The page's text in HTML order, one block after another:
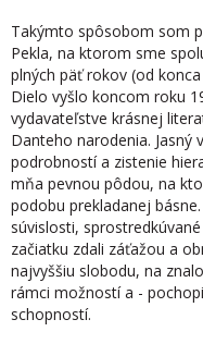
Takýmto spôsobom som
Pekla, na ktorom sme
plných päť rokov (od
Dielo vyšlo koncom roku
vydavateľstve krásnej
Danteho narodenia. Jasný
podrobností a zistenie
mňa pevnou pôdou, na
podobu prekladanej
súvislosti,
začiatku zdali záťažou a
najvyššiu slobodu, na
rámci možností a -
schopností.